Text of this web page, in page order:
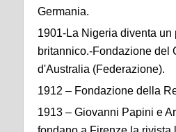
Germania.
1901-La Nigeria diventa un
britannico.-Fondazione del
d'Australia (Federazione).
1912 – Fondazione della
1913 – Giovanni Papini e